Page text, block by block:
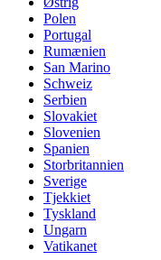
Polen
Portugal
Rumænien
San Marino
Schweiz
Serbien
Slovakiet
Slovenien
Spanien
Storbritannien
Sverige
Tjekkiet
Tyskland
Ungarn
Vatikanet